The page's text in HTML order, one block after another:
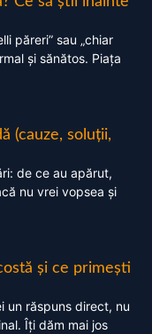
păreri” sau „chiar
și sănătos. Piața
(cauze, soluții,
de ce au apărut,
nu vrei vopsea și
și ce primești
un răspuns direct, nu
Îți dăm mai jos